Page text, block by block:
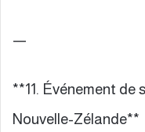
—
**11. Événement
Nouvelle-Zélande**